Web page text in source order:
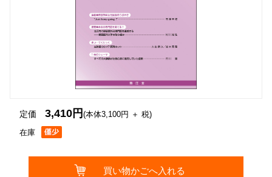
在庫
定価3,410円(本体3,100円 ＋ 税)